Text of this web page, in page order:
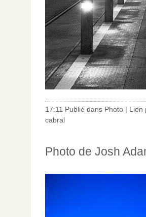
17:11 Publié dans Photo | Lien
cabral
Photo de Josh